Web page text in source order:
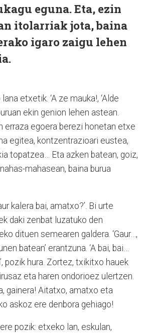
eguna. Eta, ezin
itolarriak jota, baina
igaro zaigu lehen
etxetik. ‘A ze mauka!, ‘Alde
ekin genion lehen astean.
erraza egoera berezi honetan etxe
egitea, kontzentrazioari eustea,
topatzea… Eta azken batean, goiz,
mahasean, baina burua
kalera bai, amatxo?’. Bi urte
daki zenbat luzatuko den
dituen semearen galdera. ‘Gaur…,
batean’ erantzuna. ‘A bai, bai…
pozik hura. Zortez, txikitxo hauek
eta haren ondorioez ulertzen.
gainera! Aitatxo, amatxo eta
askoz ere denbora gehiago!
pozik: etxeko lan, eskulan,